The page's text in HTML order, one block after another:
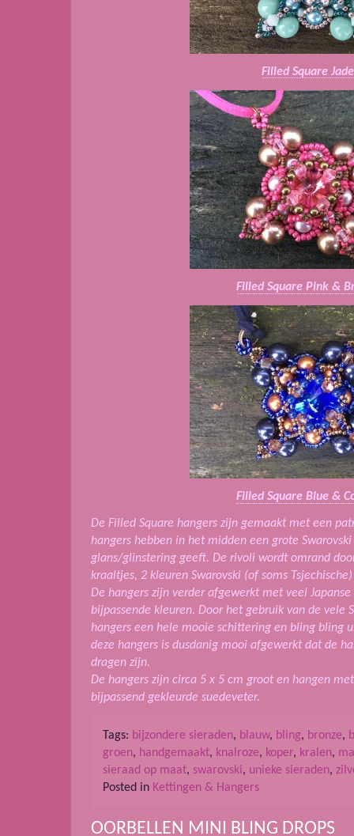
Filled Square Jade
Filled Square Pink &
Filled Square Blue &
De Filled Square hangers zijn gemaakt met een
hangers hebben in het midden een grote
glans/glinstering geeft. De rivoli wordt omrand
kraaltjes, 2 kleuren Swarovski (of soms
De hangers zijn verder afgewerkt met veel
bijpassende kleuren. Door het gebruik van de vele
hangers een hele mooie schittering en bling bling
deze hangers is dusdanig mooi afgewerkt dat de
dragen zijn.
De hangers zijn circa 5 x 5 cm groot en hangen
bijpassend gekleurde suedeveter.
Tags: bijzondere sieraden, blauw, bling, bronze,
groen, handgemaakt, knalroze, koper, kralen,
sieraad op maat, swarovski, unieke sieraden,
Posted in Kettingen & Hangers
OORBELLEN MINI BLING DROPS